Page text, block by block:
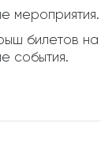
мероприятия.
билетов на
события.